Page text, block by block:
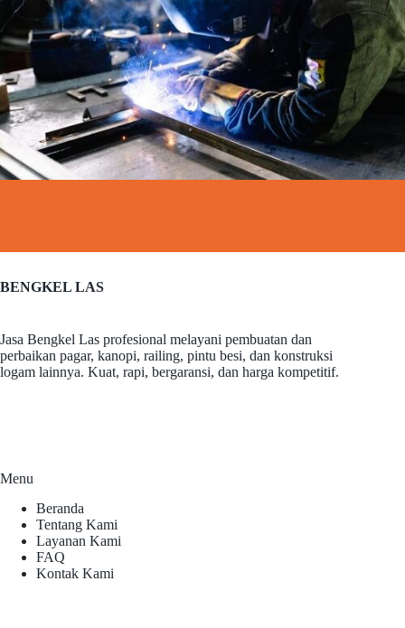
BENGKEL LAS
Jasa Bengkel Las profesional melayani pembuatan dan
perbaikan pagar, kanopi, railing, pintu besi, dan konstruksi
logam lainnya. Kuat, rapi, bergaransi, dan harga kompetitif.
Menu
Beranda
Tentang Kami
Layanan Kami
FAQ
Kontak Kami